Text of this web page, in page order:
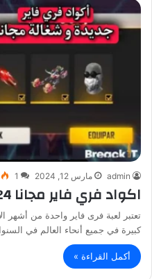
admin مارس 12, 2024 1
اكواد فري فاير مجانا 2024 (محدثة ومجددة)
تعتبر لعبة فرى فاير واحدة من أشهر
كبيرة في جميع أنحاء العالم في
أكمل القراءة »